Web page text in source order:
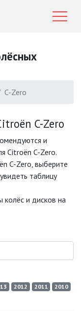
C-Zero
C-Zero
и
Citroën C-Zero.
C-Zero, выберите
таблицу
и дисков на
2012 2011
2010